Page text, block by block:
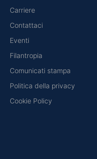
Carriere
Contattaci
Eventi
Filantropia
Comunicati stampa
Politica della privacy
Cookie Policy